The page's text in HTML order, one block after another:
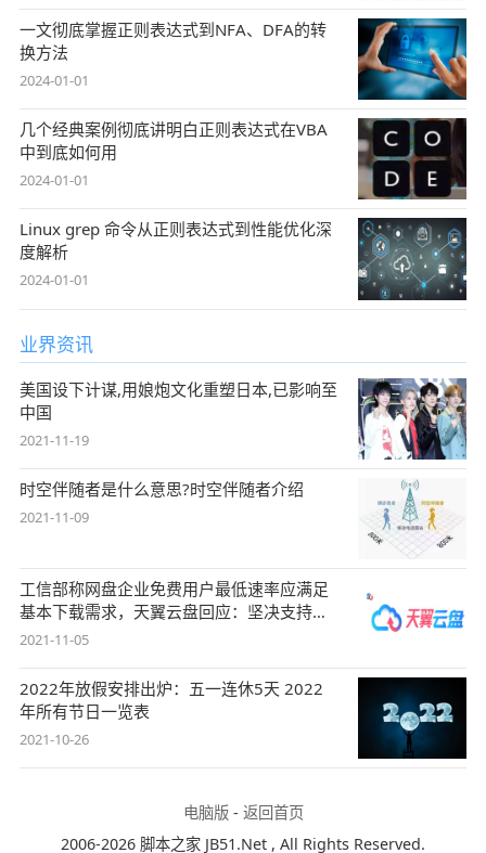
一文彻底掌握正则表达式到NFA、DFA的转
换方法
2024-01-01
几个经典案例彻底讲明白正则表达式在VBA
中到底如何用
2024-01-01
Linux grep 命令从正则表达式到性能优化深
度解析
2024-01-01
业界资讯
美国设下计谋,用娘炮文化重塑日本,已影响至
中国
2021-11-19
时空伴随者是什么意思?时空伴随者介绍
2021-11-09
工信部称网盘企业免费用户最低速率应满足
基本下载需求，天翼云盘回应：坚决支持，
始终
2021-11-05
2022年放假安排出炉：五一连休5天 2022
年所有节日一览表
2021-10-26
电脑版- 返回首页
2006-2026 脚本之家 JB51.Net , All Rights Reserved.